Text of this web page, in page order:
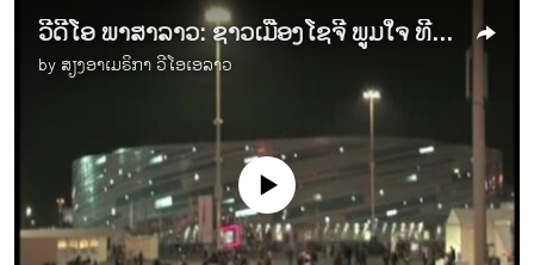
ວີດີໂອ ພາສາລາວ: ຊາວເມືອງໂຊຈີ ພູມໃຈ ທີ່ໄດ້ເປັນ ເຈົ້າພາບ ໂອລິມປິກ
by ສຽງອາເມຣິກາ ວີໂອເອລາວ
No media source currently available